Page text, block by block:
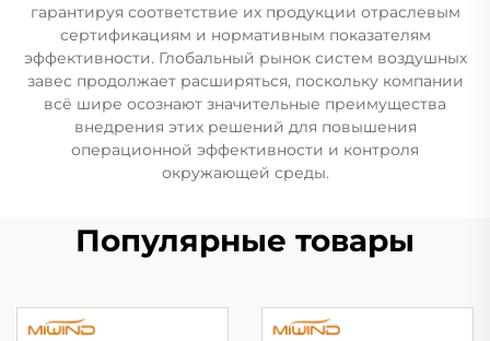
гарантируя соответствие их продукции отраслевым
сертификациям и нормативным показателям
эффективности. Глобальный рынок систем воздушных
завес продолжает расширяться, поскольку компании
всё шире осознают значительные преимущества
внедрения этих решений для повышения
операционной эффективности и контроля
окружающей среды.
Популярные товары